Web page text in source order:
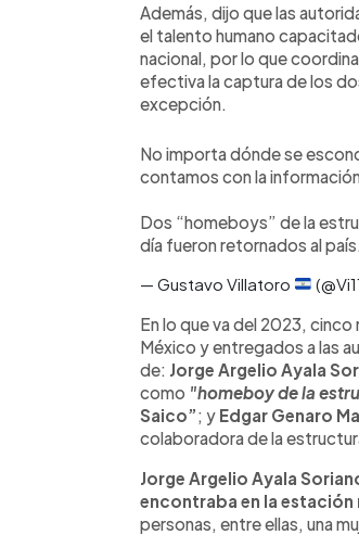
Además, dijo que las
el talento humano
nacional, por lo que
efectiva la captura de los
excepción.
No importa dónde se
contamos con la
Dos “homeboys” de la
día fueron retornados al país.
— Gustavo Villatoro
En lo que va del 2023,
México y entregados a las
de: Jorge Argelio Ayala
como "homeboy de la
Saico”; y Edgar Genaro
colaboradora de la
Jorge Argelio Ayala
encontraba en la
personas, entre ellas, una